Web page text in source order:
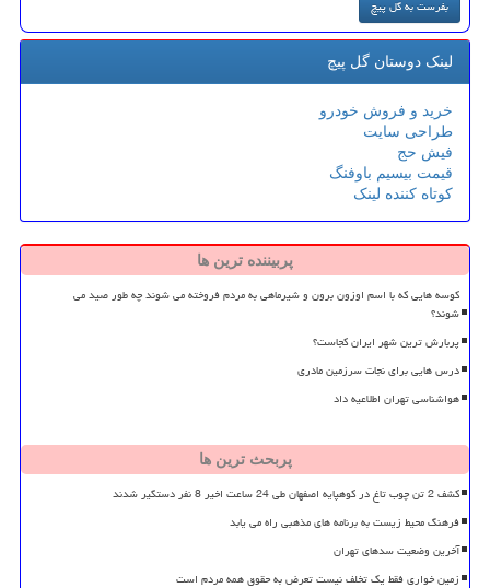
لینک دوستان گل پیچ
خرید و فروش خودرو
طراحی سایت
فیش حج
قیمت بیسیم باوفنگ
کوتاه کننده لینک
پربیننده ترین ها
کوسه هایی که با اسم اوزون برون و شیرماهی به مردم فروخته می شوند چه طور صید می
شوند؟
پربارش ترین شهر ایران کجاست؟
درس هایی برای نجات سرزمین مادری
هواشناسی تهران اطلاعیه داد
پربحث ترین ها
کشف 2 تن چوب تاغ در کوهپایه اصفهان طی 24 ساعت اخیر 8 نفر دستگیر شدند
فرهنگ محیط زیست به برنامه های مذهبی راه می یابد
آخرین وضعیت سدهای تهران
زمین خواری فقط یک تخلف نیست تعرض به حقوق همه مردم است